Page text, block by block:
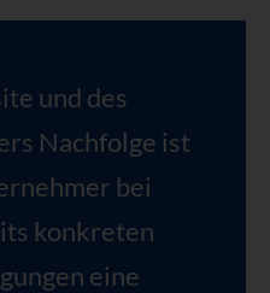
und des
Nachfolge ist
bei
konkreten
eine